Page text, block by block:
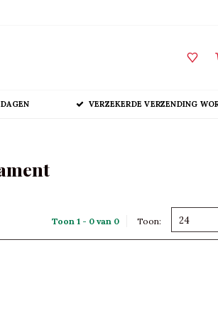
VERZEKERDE VERZENDING
Toon 1 - 0 van 0 Toon: 24